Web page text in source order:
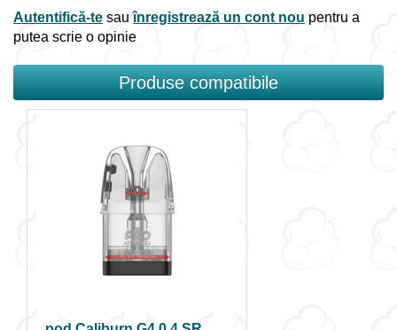
Autentifică-te sauînregistrează un cont nou pentru a
putea scrie o opinie
Produse compatibile